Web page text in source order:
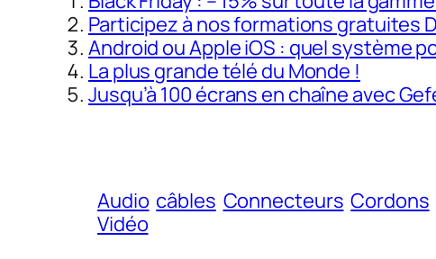
Participez à nos formations gratuites
Android ou Apple iOS : quel système
La plus grande télé du Monde !
Jusqu’à 100 écrans en chaîne avec
Audio câbles Connecteurs Cordons
Vidéo